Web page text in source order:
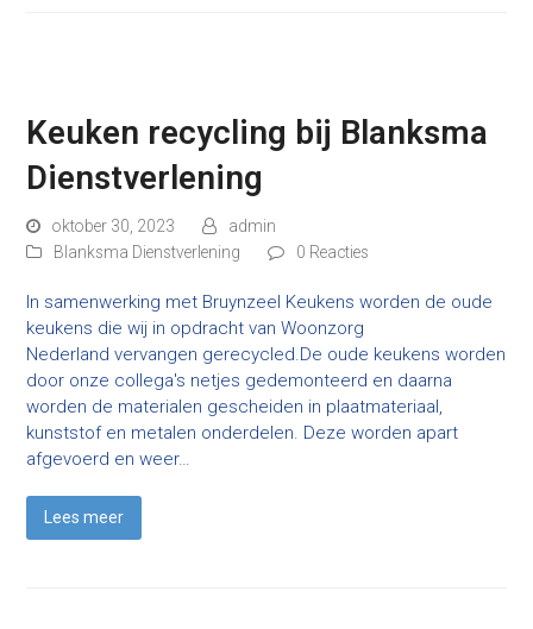
Keuken recycling bij Blanksma
Dienstverlening
oktober 30, 2023
admin
Blanksma Dienstverlening
0 Reacties
In samenwerking met Bruynzeel Keukens worden de oude
keukens die wij in opdracht van Woonzorg
Nederland vervangen gerecycled.De oude keukens worden
door onze collega's netjes gedemonteerd en daarna
worden de materialen gescheiden in plaatmateriaal,
kunststof en metalen onderdelen. Deze worden apart
afgevoerd en weer…
Lees meer